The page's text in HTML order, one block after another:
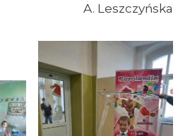
A. Leszczyńska